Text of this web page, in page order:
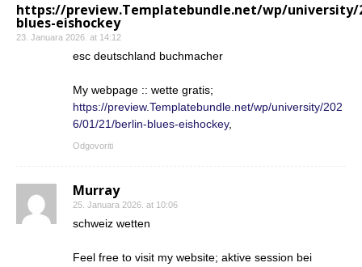
https://preview.Templatebundle.net/wp/university/
blues-eishockey
23. Januara 2026. at 14:12
esc deutschland buchmacher
My webpage :: wette gratis;
https://preview.Templatebundle.net/wp/university/202
6/01/21/berlin-blues-eishockey,
Odgovoriti
Murray
25. Januara 2026. at 10:06
schweiz wetten
Feel free to visit my website; aktive session bei